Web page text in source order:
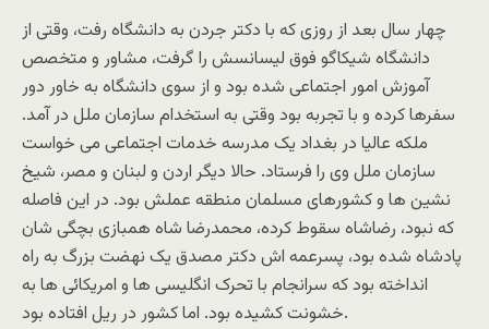
چهار سال بعد از روزی که با دکتر جردن به دانشگاه رفت، وقتی از
دانشگاه شیکاگو فوق لیسانسش را گرفت، مشاور و متخصص
آموزش امور اجتماعی شده بود و از سوی دانشگاه به خاور دور
سفرها کرده و با تجربه بود وقتی به استخدام سازمان ملل در آمد.
ملکه عالیا در بغداد یک مدرسه خدمات اجتماعی می خواست
سازمان ملل وی را فرستاد. حالا دیگر اردن و لبنان و مصر، شیخ
نشین ها و کشورهای مسلمان منطقه عملش بود. در این فاصله
که نبود، رضاشاه سقوط کرده، محمدرضا شاه همبازی بچگی شان
پادشاه شده بود، پسرعمه اش دکتر مصدق یک نهضت بزرگ به راه
انداخته بود که سرانجام با تحرک انگلیسی ها و امریکائی ها به
خشونت کشیده بود. اما کشور در ریل افتاده بود.